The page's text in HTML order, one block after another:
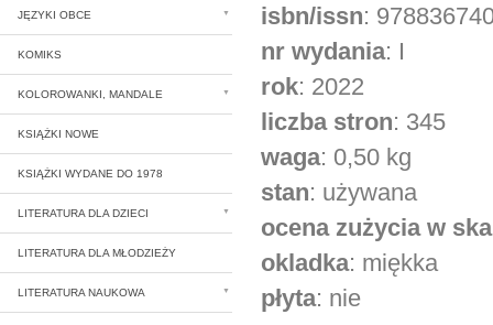
JĘZYKI OBCE
KOMIKS
KOLOROWANKI, MANDALE
KSIĄŻKI NOWE
KSIĄŻKI WYDANE DO 1978
LITERATURA DLA DZIECI
LITERATURA DLA MŁODZIEŻY
LITERATURA NAUKOWA
isbn/issn:
nr wydania: I
rok: 2022
liczba stron: 345
waga: 0,50 kg
stan: używana
ocena zużycia w
okladka: miękka
płyta: nie